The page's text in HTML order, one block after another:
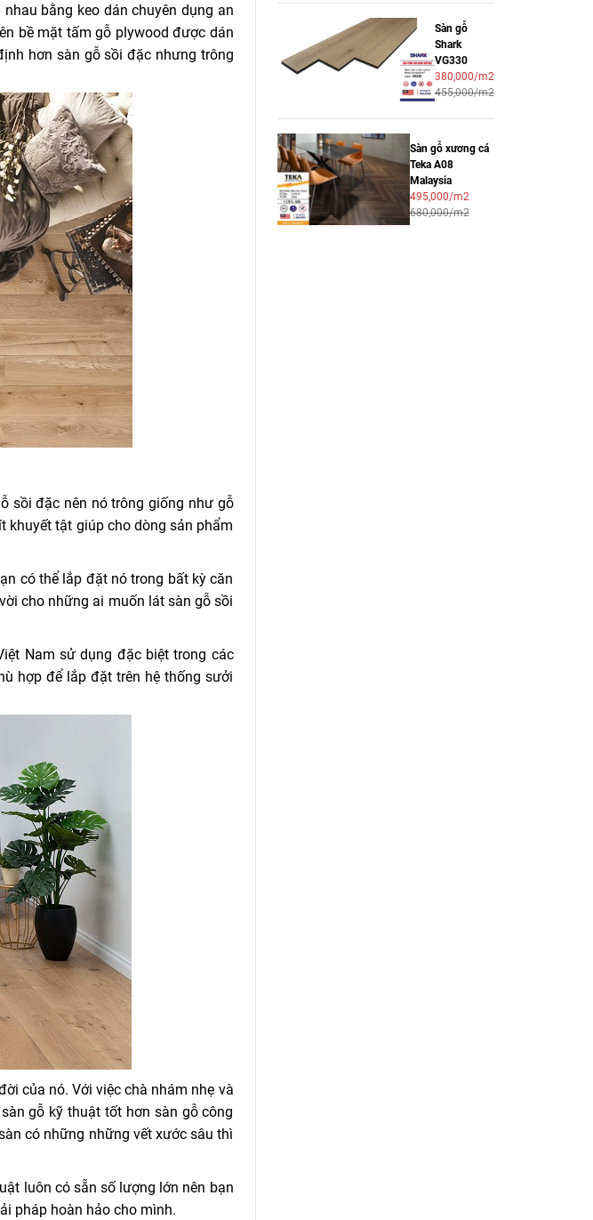
bằng keo dán chuyên dụng an
bề mặt tấm gỗ plywood được dán
hơn sàn gỗ sồi đặc nhưng trông
sồi đặc nên nó trông giống như gỗ
khuyết tật giúp cho dòng sản phẩm
có thể lắp đặt nó trong bất kỳ căn
cho những ai muốn lát sàn gỗ sồi
Nam sử dụng đặc biệt trong các
hợp để lắp đặt trên hệ thống sưởi
của nó. Với việc chà nhám nhẹ và
gỗ kỹ thuật tốt hơn sàn gỗ công
có những những vết xước sâu thì
luôn có sẵn số lượng lớn nên bạn
pháp hoàn hảo cho mình.
Sàn gỗ
Shark
VG330
380,000/m2
455,000/m2
Sàn gỗ xương cá
Teka A08
Malaysia
495,000/m2
680,000/m2